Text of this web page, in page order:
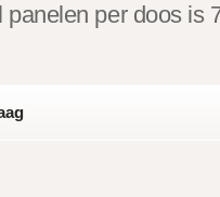
panelen per doos is